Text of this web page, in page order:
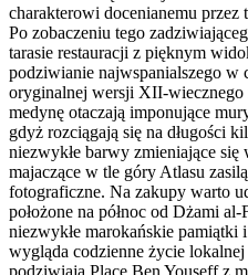
charakterowi docenianemu
Po zobaczeniu tego
tarasie restauracji z pięknym
podziwianie najwspanialszego w
oryginalnej wersji XII-
medynę otaczają imponujące
gdyż rozciągają się na długości
niezwykłe barwy zmieniające
majaczące w tle góry Atlasu
fotograficzne. Na zakupy warto
położone na północ od Dżami
niezwykłe marokańskie
wygląda codzienne życie lokalnej